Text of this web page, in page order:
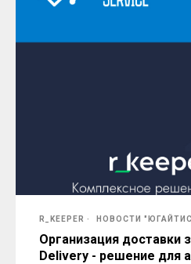
R_KEEPER НОВОСТИ
Организация доставки
Delivery - решение для